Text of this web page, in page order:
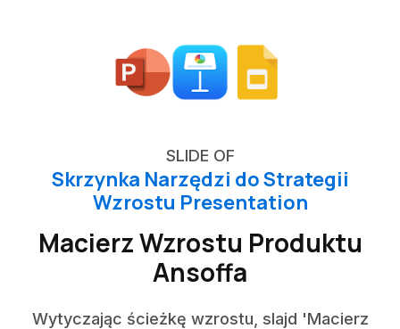
SLIDE OF
Skrzynka Narzędzi do Strategii
Wzrostu Presentation
Macierz Wzrostu Produktu
Ansoffa
Wytyczając ścieżkę wzrostu, slajd 'Macierz